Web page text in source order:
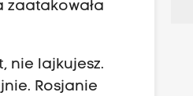
zaatakowała
nie lajkujesz.
Rosjanie